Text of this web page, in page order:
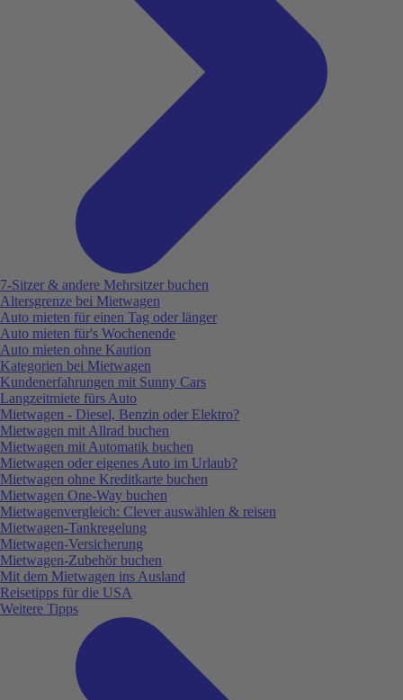
7-Sitzer & andere Mehrsitzer buchen
Altersgrenze bei Mietwagen
Auto mieten für einen Tag oder länger
Auto mieten für's Wochenende
Auto mieten ohne Kaution
Kategorien bei Mietwagen
Kundenerfahrungen mit Sunny Cars
Langzeitmiete fürs Auto
Mietwagen - Diesel, Benzin oder Elektro?
Mietwagen mit Allrad buchen
Mietwagen mit Automatik buchen
Mietwagen oder eigenes Auto im Urlaub?
Mietwagen ohne Kreditkarte buchen
Mietwagen One-Way buchen
Mietwagenvergleich: Clever auswählen & reisen
Mietwagen-Tankregelung
Mietwagen-Versicherung
Mietwagen-Zubehör buchen
Mit dem Mietwagen ins Ausland
Reisetipps für die USA
Weitere Tipps